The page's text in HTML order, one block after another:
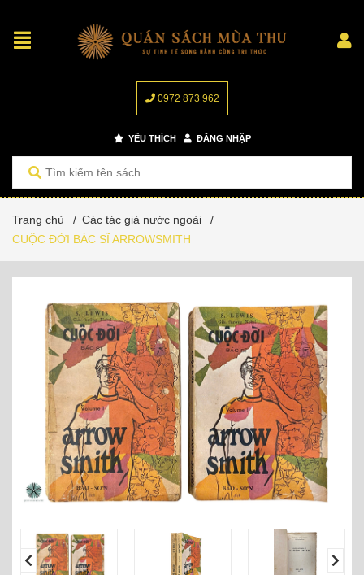
0972 873 962
YÊU THÍCH ĐĂNG NHẬP
Trang chủ / Các tác giả nước ngoài
/
CUỘC ĐỜI BÁC SĨ ARROWSMITH